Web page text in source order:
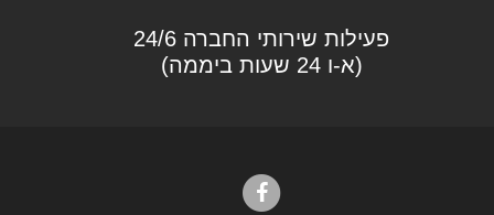
פעילות שירותי החברה 24/6
(א-ו 24 שעות ביממה)